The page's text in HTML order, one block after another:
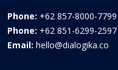
Phone: +62 857-8000-7799
Phone: +62 851-6299-2597
Email: hello@dialogika.co